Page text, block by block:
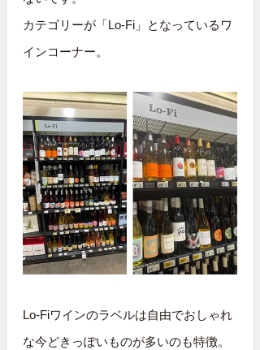
カテゴリーが「Lo-Fi」となっているワ
インコーナー。
Lo-Fiワインのラベルは自由でおしゃれ
な今どきっぽいものが多いのも特徴。